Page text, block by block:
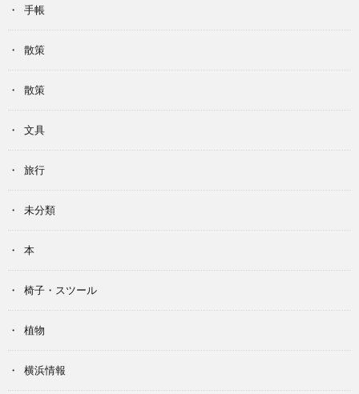
手帳
散策
散策
文具
旅行
未分類
本
椅子・スツール
植物
横浜情報